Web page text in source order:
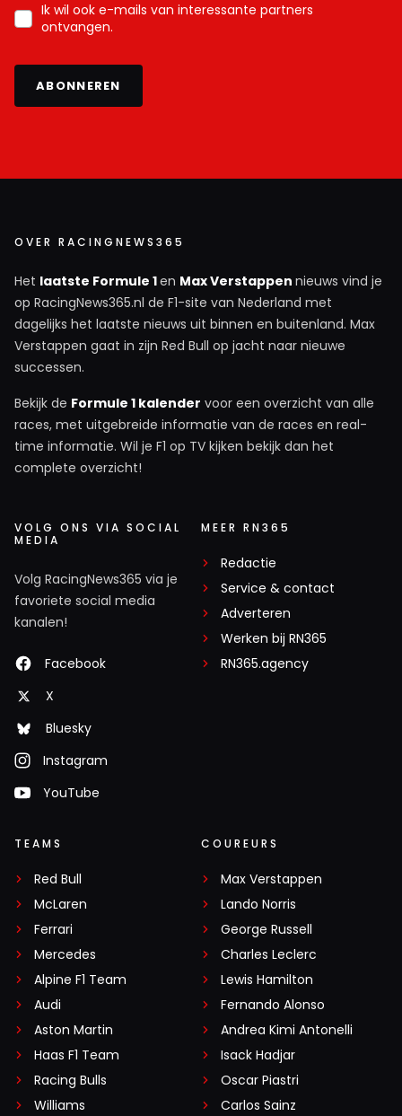
Ik wil ook e-mails van interessante partners
ontvangen.
ABONNEREN
OVER RACINGNEWS365
Het laatste Formule 1en Max Verstappen nieuws vind je
op RacingNews365.nl de F1-site van Nederland met
dagelijks het laatste nieuws uit binnen en buitenland. Max
Verstappen gaat in zijn Red Bull op jacht naar nieuwe
successen.
Bekijk de Formule 1 kalender voor een overzicht van alle
races, met uitgebreide informatie van de races en real-
time informatie. Wil je F1 op TV kijken bekijk dan het
complete overzicht!
VOLG ONS VIA SOCIAL
MEDIA
Volg RacingNews365 via je
favoriete social media
kanalen!
Facebook
X
Bluesky
Instagram
YouTube
MEER RN365
Redactie
Service & contact
Adverteren
Werken bij RN365
RN365.agency
TEAMS
Red Bull
McLaren
Ferrari
Mercedes
Alpine F1 Team
Audi
Aston Martin
Haas F1 Team
Racing Bulls
Williams
COUREURS
Max Verstappen
Lando Norris
George Russell
Charles Leclerc
Lewis Hamilton
Fernando Alonso
Andrea Kimi Antonelli
Isack Hadjar
Oscar Piastri
Carlos Sainz